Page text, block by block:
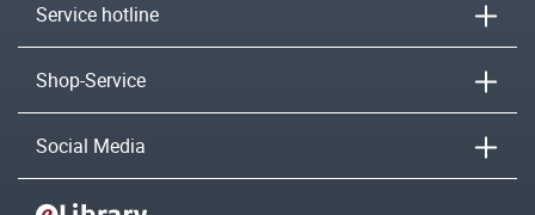
Service hotline
Shop-Service
Social Media